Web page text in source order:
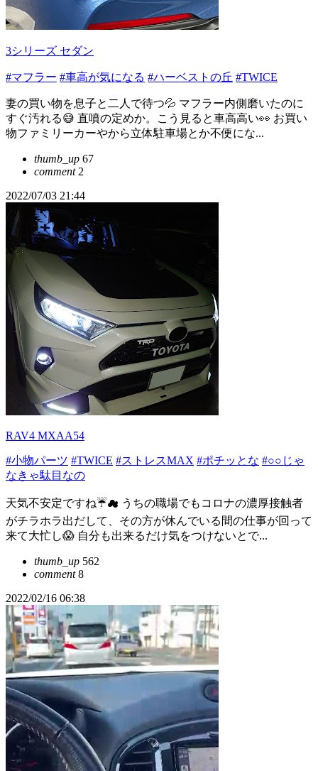
3シリーズ セダン
#マフラー #車高が気になる #ハーベストの丘 #TWICE
妻の買い物を息子と二人で待つ💦 マフラー内側磨いたのに
すぐ汚れる😅 直噴の定めか。こう見ると車高高い👀 お買い
物ファミリーカーやから立体駐車場とか不便にな...
thumb_up 67
comment2
2022/07/03 21:44
RAV4 MXAA54
#小物パーツ #TWICE #ストレスMAX #ポチッとな #○○じゃ
なきゃ駄目なの
天気不安定ですね☔☁ うちの職場でもコロナの濃厚接触者
がチラホラ出だして、その方が休んでいる間の仕事が回って
来て大忙し😱 自分も出来るだけ気をつけないとで...
thumb_up 562
comment8
2022/02/16 06:38